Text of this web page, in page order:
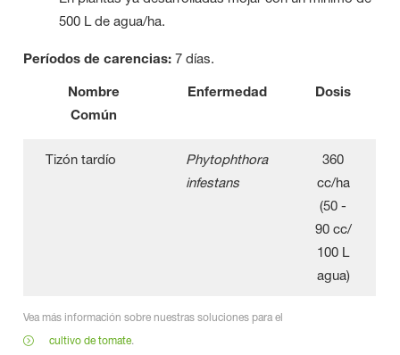
500 L de agua/ha.
Períodos de carencias:7 días.
Nombre
Común
Enfermedad Dosis
Tizón tardío
Phytophthora
infestans
360
cc/ha
(50 -
90 cc/
100 L
agua)
Vea más información sobre nuestras soluciones para el
cultivo de tomate.